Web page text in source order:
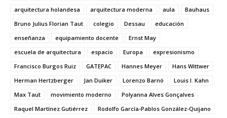
arquitectura holandesa
arquitectura moderna aula
Bauhaus
Bruno Julius Florian Taut
colegio Dessau
educación
enseñanza
equipamiento docente
Ernst May
escuela de arquitectura
espacio Europa
expresionismo
Francisco Burgos Ruiz
GATEPAC Hannes Meyer
Hans Wittwer
Herman Hertzberger
Jan Duiker Lorenzo Barnó
Louis I. Kahn
Max Taut
movimiento moderno
Polyanna Alves Gonçalves
Raquel Martínez Gutiérrez
Rodolfo García-Pablos González-Quijano